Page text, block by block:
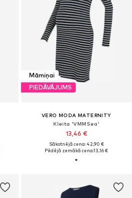
Māmiņai
PIEDĀVĀJUMS
VERO MODA MATERNITY
Kleita 'VMMSea'
13,46 €
Sākotnējā cena: 42,90 €
Pēdējā zemākā cena:13,16 €